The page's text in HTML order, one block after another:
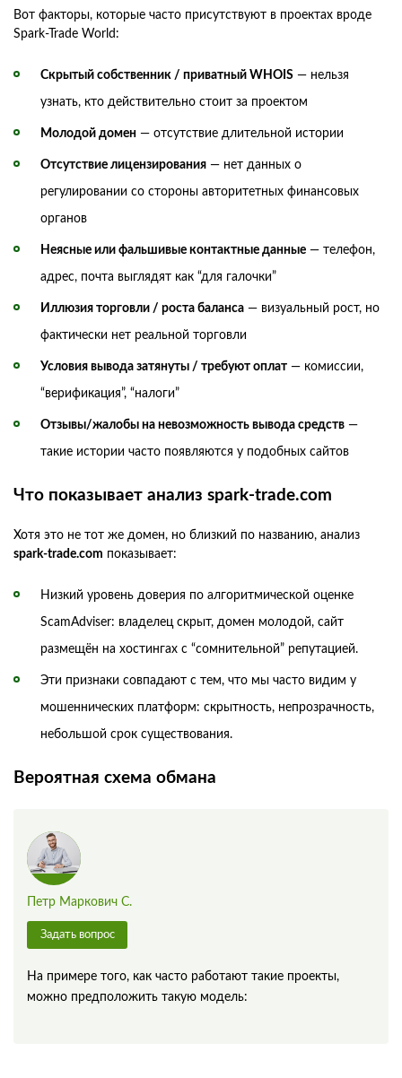
Вот факторы, которые часто присутствуют в проектах вроде
Spark-Trade World:
Скрытый собственник / приватный WHOIS — нельзя
узнать, кто действительно стоит за проектом
Молодой домен — отсутствие длительной истории
Отсутствие лицензирования — нет данных о
регулировании со стороны авторитетных финансовых
органов
Неясные или фальшивые контактные данные — телефон,
адрес, почта выглядят как “для галочки”
Иллюзия торговли / роста баланса — визуальный рост, но
фактически нет реальной торговли
Условия вывода затянуты / требуют оплат — комиссии,
“верификация”, “налоги”
Отзывы/жалобы на невозможность вывода средств —
такие истории часто появляются у подобных сайтов
Что показывает анализ spark-trade.com
Хотя это не тот же домен, но близкий по названию, анализ
spark-trade.com показывает:
Низкий уровень доверия по алгоритмической оценке
ScamAdviser: владелец скрыт, домен молодой, сайт
размещён на хостингах с “сомнительной” репутацией.
Эти признаки совпадают с тем, что мы часто видим у
мошеннических платформ: скрытность, непрозрачность,
небольшой срок существования.
Вероятная схема обмана
Петр Маркович С.
Задать вопрос
На примере того, как часто работают такие проекты,
можно предположить такую модель: